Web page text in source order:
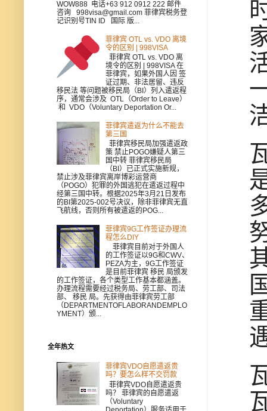
WOW888 电话+63 912 0912 222 邮件
咨询 998visa@gmail.com 菲律宾税务登
记识别号TIN ID 国际 版...
菲律宾 OTL vs. VDO 离境
令的区别 | 998VISA
菲律宾 OTL vs. VDO 离
境令的区别 | 998VISA 在
菲律宾，如果外国人因 签
证过期、非法居留、违反
移民法 等问题被移民局（BI）列入遣返程
序，通常会涉及 OTL（Order to Leave）
和 VDO（Voluntary Deportation Or...
菲律宾遣返为什么不能去
第三国
菲律宾移民局加强遣返政
策 禁止POGO嫌疑人第三
国中转 菲律宾移民局
（BI）已正式实施新规，
禁止涉及菲律宾离岸博彩运营商
（POGO）犯罪的外国逃犯在遣返过程中
经第三国中转。根据2025年3月21日发布
的BI第2025-002号决议，除非菲律宾无直
飞航线，否则所有被遣返的POG...
菲律宾9G工作签证办理流
程怎么DIY
菲律宾目前对于外国人
的工作签证以9G和CWV、
PEZA为主，9G工作签证
是目前菲律宾 移民 局颁发
的工作签证，各个类型工作基本都涵盖。
办理流程需要经过税务局、劳工部、司法
部、 移民 局。先获得由菲律宾劳工部
（DEPARTMENTOFLABORANDEMPLO
YMENT）颁...
全年热文
菲律宾VDO自愿遣返贵
吗？要怎么样不交罚款
菲律宾VDO自愿遣返贵
吗？ 菲律宾的自愿遣返
（Voluntary